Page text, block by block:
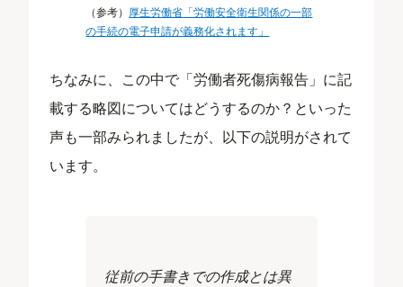
（参考） 厚生労働省「労働安全衛生関係の一部
の手続の電子申請が義務化されます」
ちなみに、この中で「労働者死傷病報告」に記
載する略図についてはどうするのか？といった
声も一部みられましたが、以下の説明がされて
います。
従前の手書きでの作成とは異